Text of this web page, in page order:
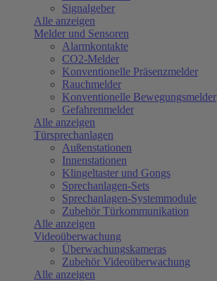
Signalgeber
Alle anzeigen
Melder und Sensoren
Alarmkontakte
CO2-Melder
Konventionelle Präsenzmelder
Rauchmelder
Konventionelle Bewegungsmelder
Gefahrenmelder
Alle anzeigen
Türsprechanlagen
Außenstationen
Innenstationen
Klingeltaster und Gongs
Sprechanlagen-Sets
Sprechanlagen-Systemmodule
Zubehör Türkommunikation
Alle anzeigen
Videoüberwachung
Überwachungskameras
Zubehör Videoüberwachung
Alle anzeigen